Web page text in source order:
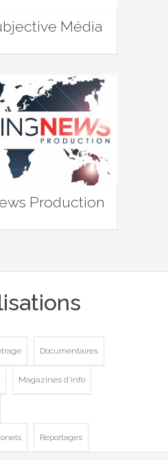
Média
Production
Documentaires
Magazines d'info
Reportages